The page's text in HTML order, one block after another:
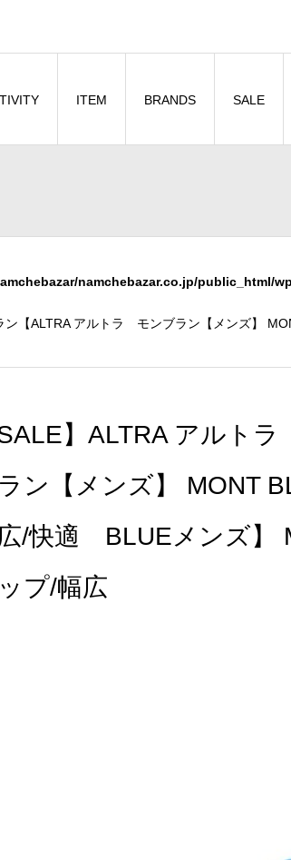
ITEM BRANDS SALE
namchebazar.co.jp/public_html/
ン【ALTRA アルトラ モンブラン【メンズ】
SALE】ALTRA アルト
ン【メンズ】 MONT
/快適 BLUEメンズ】
プ/幅広